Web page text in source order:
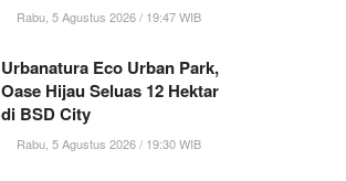
Rabu, 5 Agustus 2026 / 19:47 WIB
Urbanatura Eco Urban Park,
Oase Hijau Seluas 12 Hektar
di BSD City
Rabu, 5 Agustus 2026 / 19:30 WIB